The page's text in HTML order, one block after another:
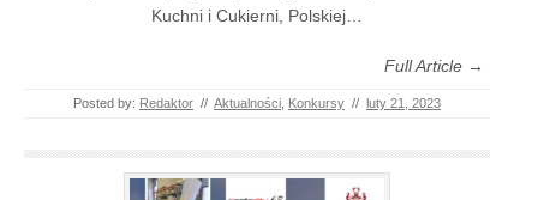
Kuchni i Cukierni, Polskiej…
Full Article →
Posted by: Redaktor // Aktualności Konkursy // luty 21, 2023